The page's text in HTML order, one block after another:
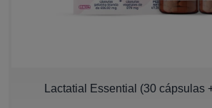
Lactatial Essential (30 cápsulas